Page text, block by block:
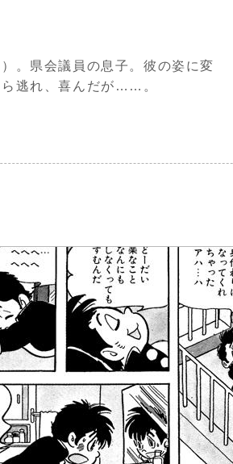
。県会議員の息子。彼の姿に変
ら逃れ、喜んだが……。